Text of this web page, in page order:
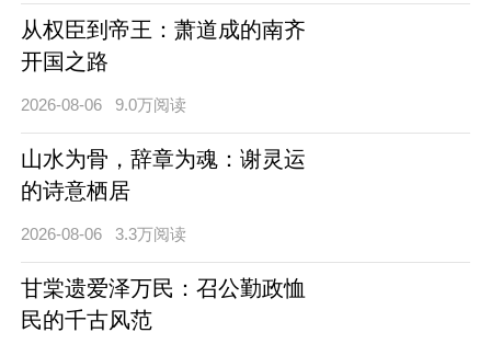
从权臣到帝王：萧道成的南齐
开国之路
2026-08-06 9.0万阅读
山水为骨，辞章为魂：谢灵运
的诗意栖居
2026-08-06 3.3万阅读
甘棠遗爱泽万民：召公勤政恤
民的千古风范